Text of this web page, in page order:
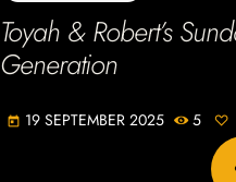
Toyah & Robert’s
Generation
today 19 SEPTEMBER 2025 5